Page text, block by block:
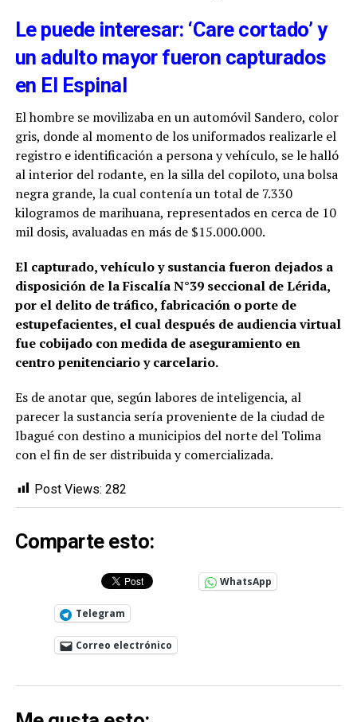
Le puede interesar: ‘Care cortado’ y
un adulto mayor fueron capturados
en El Espinal
El hombre se movilizaba en un automóvil Sandero, color
gris, donde al momento de los uniformados realizarle el
registro e identificación a persona y vehículo, se le halló
al interior del rodante, en la silla del copiloto, una bolsa
negra grande, la cual contenía un total de 7.330
kilogramos de marihuana, representados en cerca de 10
mil dosis, avaluadas en más de $15.000.000.
El capturado, vehículo y sustancia fueron dejados a
disposición de la Fiscalía N°39 seccional de Lérida,
por el delito de tráfico, fabricación o porte de
estupefacientes, el cual después de audiencia virtual
fue cobijado con medida de aseguramiento en
centro penitenciario y carcelario.
Es de anotar que, según labores de inteligencia, al
parecer la sustancia sería proveniente de la ciudad de
Ibagué con destino a municipios del norte del Tolima
con el fin de ser distribuida y comercializada.
Post Views: 282
Comparte esto:
WhatsApp
Telegram
Correo electrónico